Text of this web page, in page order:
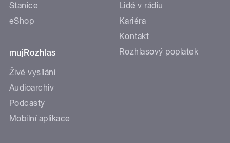
Stanice
eShop
mujRozhlas
Živé vysílání
Audioarchiv
Podcasty
Mobilní aplikace
Lidé v rádiu
Kariéra
Kontakt
Rozhlasový poplatek